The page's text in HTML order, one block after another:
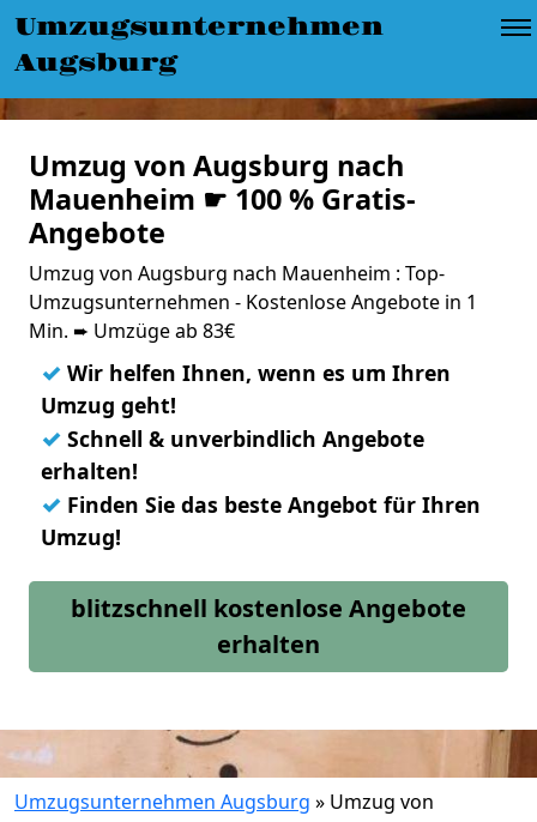
Umzugsunternehmen
Augsburg
Umzug von Augsburg nach
Mauenheim ☛ 100 % Gratis-
Angebote
Umzug von Augsburg nach Mauenheim : Top-
Umzugsunternehmen - Kostenlose Angebote in 1
Min. ➨ Umzüge ab 83€
✓ Wir helfen Ihnen, wenn es um Ihren
Umzug geht!
✓ Schnell & unverbindlich Angebote
erhalten!
✓ Finden Sie das beste Angebot für Ihren
Umzug!
blitzschnell kostenlose Angebote
erhalten
Umzugsunternehmen Augsburg » Umzug von